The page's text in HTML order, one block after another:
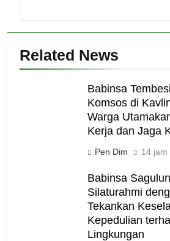
Related News
Babinsa
Komsos di
Warga
Kerja dan Jaga
Pen Dim 14 jam
Babinsa
Silaturahmi
Tekankan
Kepedulian
Lingkungan